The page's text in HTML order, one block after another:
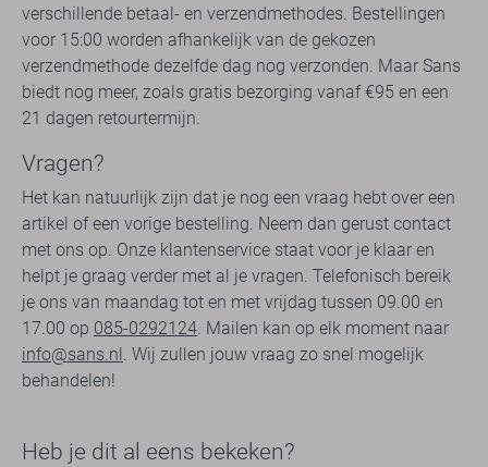
verschillende betaal- en verzendmethodes. Bestellingen
voor 15:00 worden afhankelijk van de gekozen
verzendmethode dezelfde dag nog verzonden. Maar Sans
biedt nog meer, zoals gratis bezorging vanaf €95 en een
21 dagen retourtermijn.
Vragen?
Het kan natuurlijk zijn dat je nog een vraag hebt over een
artikel of een vorige bestelling. Neem dan gerust contact
met ons op. Onze klantenservice staat voor je klaar en
helpt je graag verder met al je vragen. Telefonisch bereik
je ons van maandag tot en met vrijdag tussen 09.00 en
17.00 op 085-0292124. Mailen kan op elk moment naar
info@sans.nl. Wij zullen jouw vraag zo snel mogelijk
behandelen!
Heb je dit al eens bekeken?